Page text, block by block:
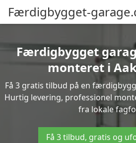
Færdigbygget-
Færdigbygget
monteret i
Få 3 gratis tilbud på en
Hurtig levering, professionel
fra lokale
Få 3 tilbud, gratis og